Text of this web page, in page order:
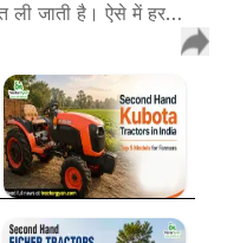
ली जाती है। ऐसे में हर…